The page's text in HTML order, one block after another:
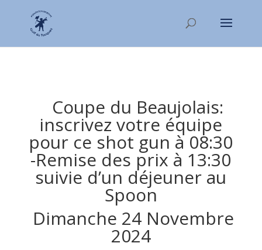
Coupe du Beaujolais:
inscrivez votre équipe
pour ce shot gun à 08:30
-Remise des prix à 13:30
suivie d’un déjeuner au
Spoon
Dimanche 24 Novembre
2024